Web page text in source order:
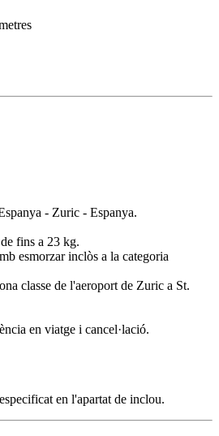
- Zuric - Espanya.
fins a 23 kg.
esmorzar inclòs a la categoria
classe de l'aeroport de Zuric a St.
en viatge i cancel·lació.
en l'apartat de inclou.